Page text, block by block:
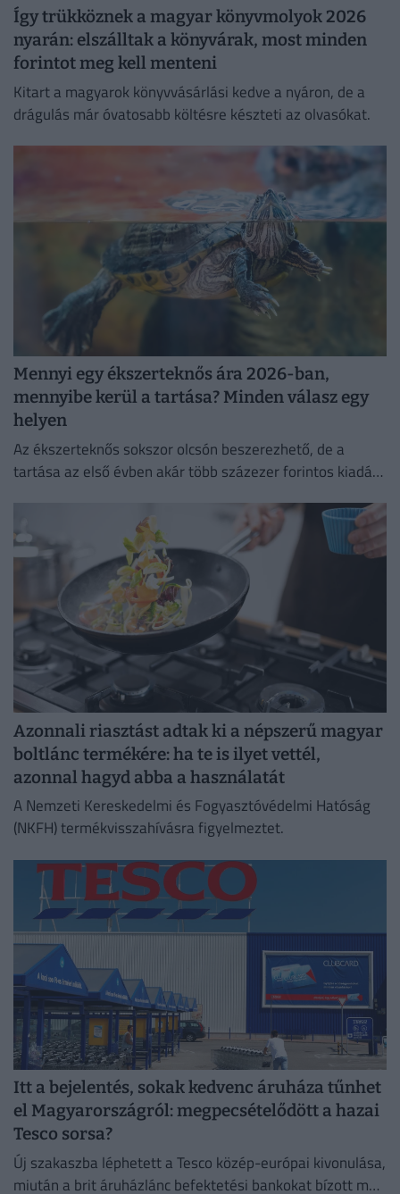
Így trükköznek a magyar könyvmolyok 2026
nyarán: elszálltak a könyvárak, most minden
forintot meg kell menteni
Kitart a magyarok könyvvásárlási kedve a nyáron, de a
drágulás már óvatosabb költésre készteti az olvasókat.
Mennyi egy ékszerteknős ára 2026-ban,
mennyibe kerül a tartása? Minden válasz egy
helyen
Az ékszerteknős sokszor olcsón beszerezhető, de a
tartása az első évben akár több százezer forintos kiadás
Azonnali riasztást adtak ki a népszerű magyar
boltlánc termékére: ha te is ilyet vettél,
azonnal hagyd abba a használatát
A Nemzeti Kereskedelmi és Fogyasztóvédelmi Hatóság
(NKFH) termékvisszahívásra figyelmeztet.
Itt a bejelentés, sokak kedvenc áruháza tűnhet
el Magyarországról: megpecsételődött a hazai
Tesco sorsa?
Új szakaszba léphetett a Tesco közép-európai kivonulása,
miután a brit áruházlánc befektetési bankokat bízott meg